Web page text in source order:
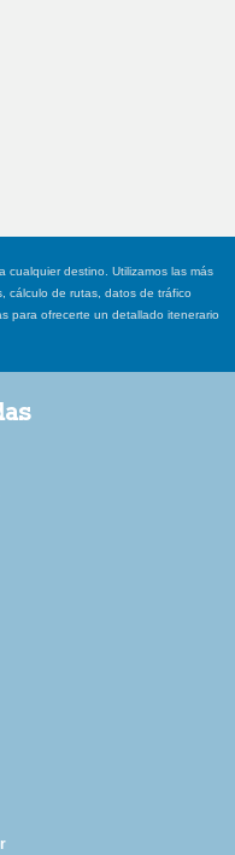
cualquier destino. Utilizamos las más
cálculo de rutas, datos de tráfico
para ofrecerte un detallado itenerario